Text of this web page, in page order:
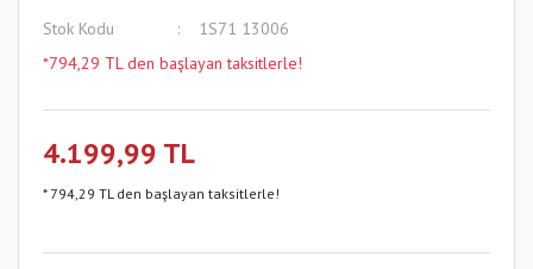
Stok Kodu
1S71 13006
*794,29 TL den başlayan taksitlerle!
4.199,99 TL
* 794,29 TL den başlayan taksitlerle!